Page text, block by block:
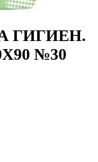
ГИГИЕН.
№30